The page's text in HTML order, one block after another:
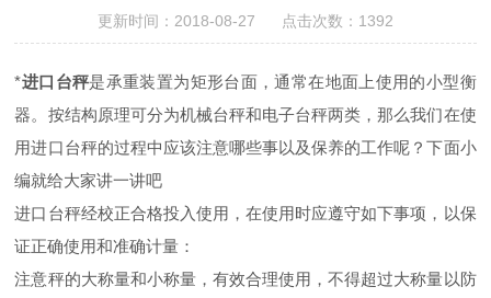
更新时间：2018-08-27 点击次数：1392
*进口台秤是承重装置为矩形台面，通常在地面上使用的小型衡
器。按结构原理可分为机械台秤和电子台秤两类，那么我们在使
用进口台秤的过程中应该注意哪些事以及保养的工作呢？下面小
编就给大家讲一讲吧
进口台秤经校正合格投入使用，在使用时应遵守如下事项，以保
证正确使用和准确计量：
注意秤的大称量和小称量，有效合理使用，不得超过大称量以防